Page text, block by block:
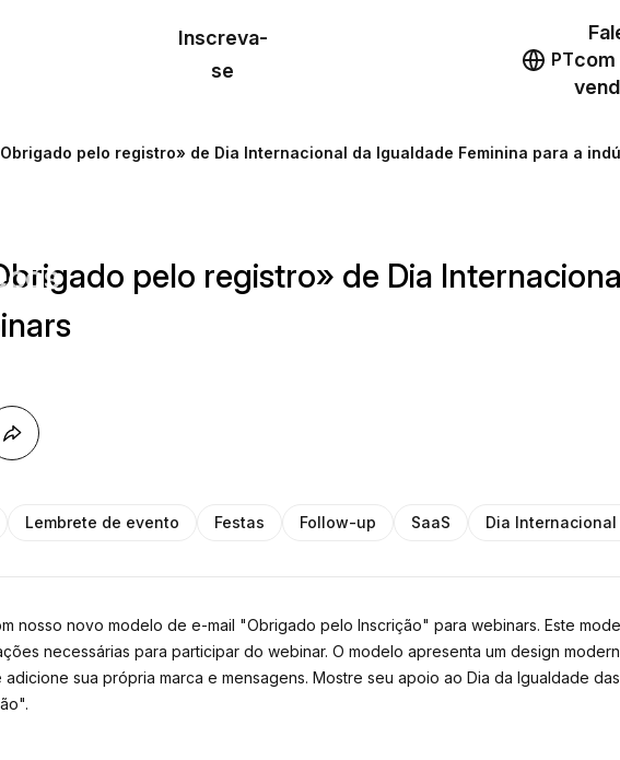
Inscreva-
se
PTcom
pelo registro» de Dia Internacional da Igualdade Feminina para a
pelo registro» de Dia
Lembrete de evento Festas Follow-up SaaS Dia
nosso novo modelo de e-mail "Obrigado pelo Inscrição" para webinars. Este
necessárias para participar do webinar. O modelo apresenta um design
sua própria marca e mensagens. Mostre seu apoio ao Dia da Igualdade